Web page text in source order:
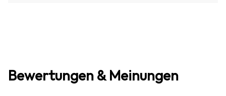
Bewertungen & Meinungen